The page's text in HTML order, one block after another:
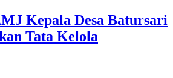
Kepala Desa Batursari
Tata Kelola